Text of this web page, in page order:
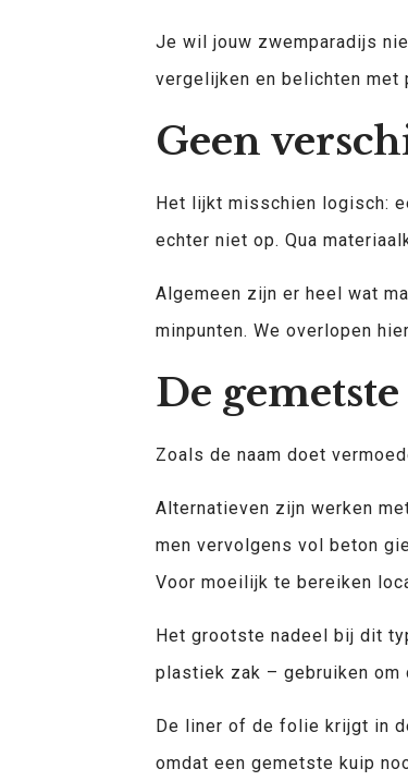
Je wil jouw zwemparadijs
vergelijken en belichten met
Geen
Het lijkt misschien logisch:
echter niet op. Qua
Algemeen zijn er heel wat
minpunten. We overlopen
De
Zoals de naam doet
Alternatieven zijn werken
men vervolgens vol beton
Voor moeilijk te bereiken
Het grootste nadeel bij dit
plastiek zak – gebruiken om
De liner of de folie krijgt in
omdat een gemetste kuip